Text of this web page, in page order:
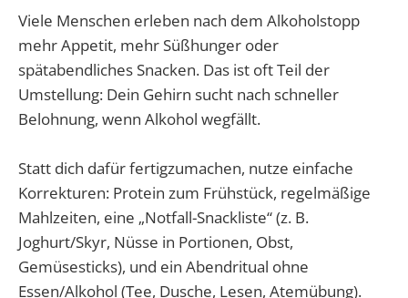
Viele Menschen erleben nach dem Alkoholstopp
mehr Appetit, mehr Süßhunger oder
spätabendliches Snacken. Das ist oft Teil der
Umstellung: Dein Gehirn sucht nach schneller
Belohnung, wenn Alkohol wegfällt.
Statt dich dafür fertigzumachen, nutze einfache
Korrekturen: Protein zum Frühstück, regelmäßige
Mahlzeiten, eine „Notfall-Snackliste“ (z. B.
Joghurt/Skyr, Nüsse in Portionen, Obst,
Gemüsesticks), und ein Abendritual ohne
Essen/Alkohol (Tee, Dusche, Lesen, Atemübung).